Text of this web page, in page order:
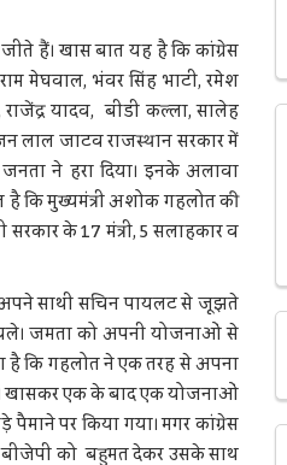
हैं। खास बात यह है कि कांग्रेस
मेघवाल, भंवर सिंह भाटी, रमेश
यादव, बीडी कल्ला, सालेह
लाल जाटव राजस्थान सरकार में
ने हरा दिया। इनके अलावा
है कि मुख्यमंत्री अशोक गहलोत की
के 17 मंत्री, 5 सलाहकार व
साथी सचिन पायलट से जूझते
जमता को अपनी योजनाओं से
है कि गहलोत ने एक तरह से अपना
खासकर एक के बाद एक योजनाओं
पर किया गया। मगर कांग्रेस
को बहुमत देकर उसके साथ